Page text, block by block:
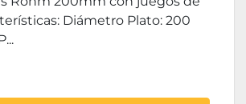
Diámetro Plato: 200